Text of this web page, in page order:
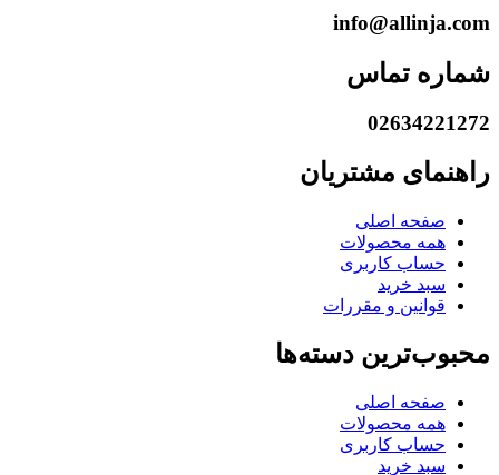
info@allinja.com
شماره تماس
02634221272
راهنمای مشتریان
صفحه اصلی
همه محصولات
حساب کاربری
سبد خرید
قوانین و مقررات
محبوب‌ترین دسته‌ها
صفحه اصلی
همه محصولات
حساب کاربری
سبد خرید